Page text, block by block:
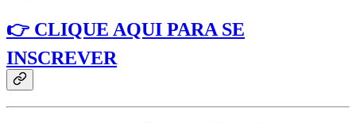
👉 CLIQUE AQUI PARA SE
INSCREVER